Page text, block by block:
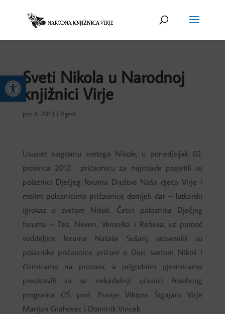
Open toolbar
Sveti Nikola u Narodnoj
knjižnici Virje
pro 4, 2013 Vijest
Ususret blagdanu svetoga Nikole, u ponedjeljak 02.
prosinca 2012. pričaonicu za najmlađe posjetili su
polaznici Dječjeg foruma Društvo Naša djeca Virje i
malim polaznicima pričaonice donijeli dar – lutkarski
igrokaz o svetom Nikoli. Četiri polaznika Dječjeg
foruma – Tea, Neven, Veronika i Rebeka, uz pomoć
voditeljice foruma Nataše Sušanj razveselili su
polaznike pričaonice pričom o Dori, svetom Nikoli i
čizmicama na prozoru, a prigodnim pjesmicama
predstavili su se nekadašnji učenici Posebnog
programa OŠ prof. Franje Viktora Šignjara Virje
Marijan Grahovec i Dominik Vincek.